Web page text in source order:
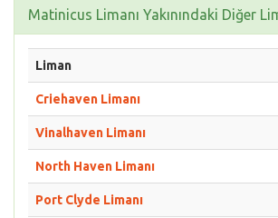
Matinicus Limanı Yakınındaki Diğer
Liman
Criehaven Limanı
Vinalhaven Limanı
North Haven Limanı
Port Clyde Limanı